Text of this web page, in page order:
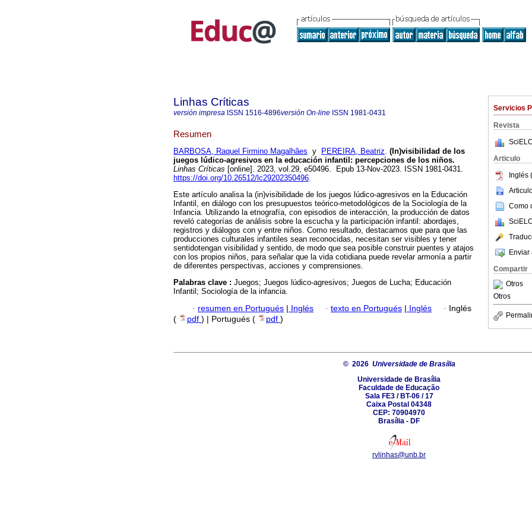
Servicios
Revista
Articulo
Inglés
Como
Enviar
Compartir
Otros
Otros
Linhas Críticas
versión impresa ISSN 1516-4896versión On-line ISSN 1981-0431
Resumen
BARBOSA, Raquel Firmino Magalhães y PEREIRA, Beatriz. (In)visibilidad de los
juegos lúdico-agresivos en la educación infantil: percepciones de los niños.
Linhas Críticas [online]. 2023, vol.29, e50496. Epub 13-Nov-2023. ISSN 1981-0431.
https://doi.org/10.26512/lc29202350496.
Este artículo analisa la (in)visibilidade de los juegos lúdico-agresivos en la Educación
Infantil, en diálogo con los presupuestos teórico-metodológicos de la Sociología de la
Infancia. Utilizando la etnografía, con episodios de interacción, la producción de datos
reveló categorías de análisis sobre la escucha y la participación infantil: abordajes,
registros y diálogos con y entre niños. Como resultado, destacamos que para que las
producciones culturales infantiles sean reconocidas, necesitan ser visibles y tener
sentidotengan visibilidad y sentido, de modo que sea posible construir puentes y atajos
con los propios niños, para señalar que la vida cotidiana puede revelar armonía a partir
de diferentes perspectivas, acciones y comprensiones.
Palabras clave : Juegos; Juegos lúdico-agresivos; Juegos de Lucha; Educación
Infantil; Sociología de la infancia.
· resumen en Portugués | Inglés · texto en Portugués | Inglés · Inglés
(
pdf ) | Portugués ( pdf )
© 2026 Universidade de Brasília
Universidade de Brasília
Faculdade de Educação
Sala FE3 / BT-06 / 17
Caixa Postal 04348
CEP: 70904970
Brasília - DF
rvlinhas@unb.br